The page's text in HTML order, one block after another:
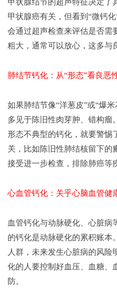
甲状腺结节的超声特征决定了
甲状腺癌有关，但看到 “微钙
会通过超声检查来评估是否需
粗大，通常可以放心，这多与
肺结节钙化：从“形态”看良恶
如果肺结节像“洋葱皮”或“爆
多见于陈旧性肉芽肿、错构瘤
形态不典型的钙化，就要警惕
关，比如陈旧性肺结核留下的
接受进一步检查，排除肺癌等
心血管钙化：关乎心脑血管健
血管钙化与动脉硬化、心脏病
的钙化是动脉硬化的累积账本
人群，未来发生心脏病的风
化的人要控制好血压、血糖、
防。